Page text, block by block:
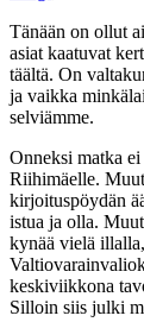
Tänään on ollut
asiat kaatuvat
täältä. On
ja vaikka
selviämme.
Onneksi matka
Riihimäelle.
kirjoituspöydän
istua ja olla.
kynää vielä
keskiviikkona
Silloin siis julki